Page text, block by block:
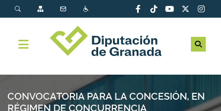
CONVOCATORIA PARA LA CONCESIÓN, EN
RÉGIMEN DE CONCURRENCIA